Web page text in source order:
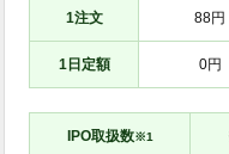
1注文 88円
1日定額 0円
IPO取扱数※1